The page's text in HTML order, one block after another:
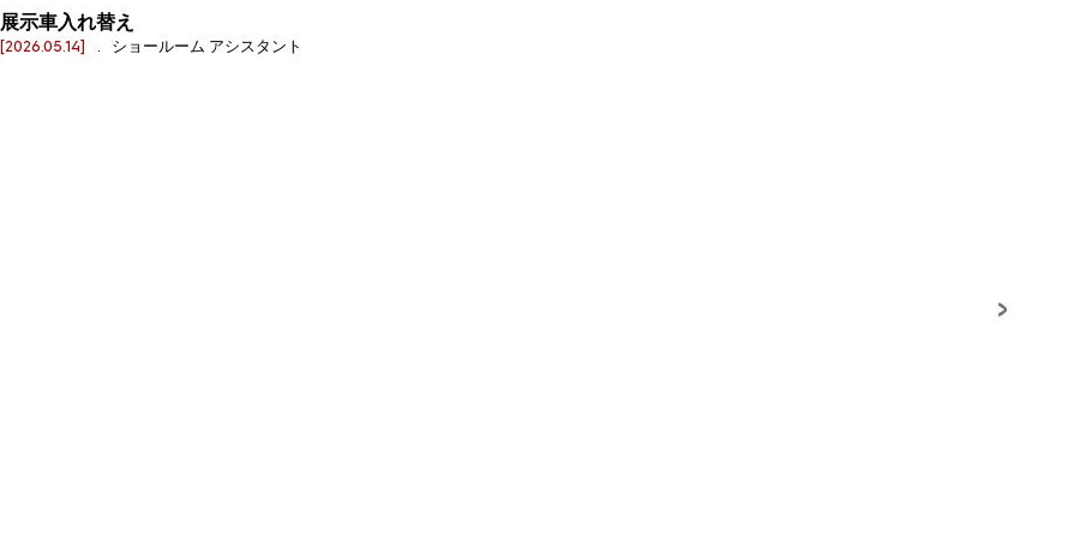
展示車入れ替え
[2026.05.14] . ショールーム アシスタント